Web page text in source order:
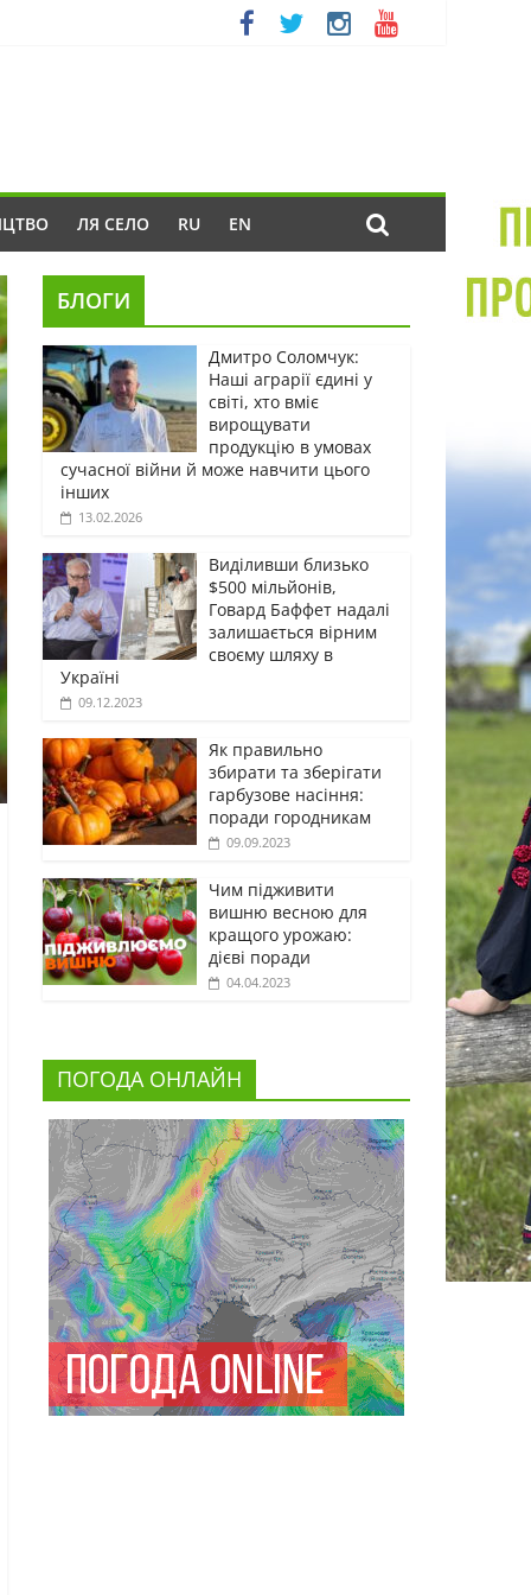
ЛЯ СЕЛО RU EN
БЛОГИ
Дмитро Соломчук:
Наші аграрії єдині у
світі, хто вміє
вирощувати
продукцію в умовах
сучасної війни й може навчити цього
інших
13.02.2026
Виділивши близько
$500 мільйонів,
Говард Баффет надалі
залишається вірним
своєму шляху в
Україні
09.12.2023
Як правильно
збирати та зберігати
гарбузове насіння:
поради городникам
09.09.2023
Чим підживити
вишню весною для
кращого урожаю:
дієві поради
04.04.2023
ПОГОДА ОНЛАЙН